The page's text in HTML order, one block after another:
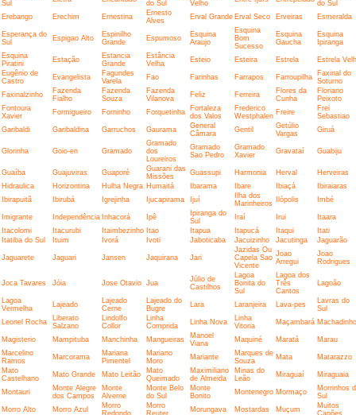
Sul
do Sul
Velho
do Sul
Erebango
Erechim Ernestina
Ernesto
Alves
Erval Grande Erval Seco Erveiras Esmeralda
Esperança do
Sul
Espigao Alto
Espinilho
Grande
Espumoso
Esquina
Araujo
Esquina
Bom
Sucesso
Esquina
Gaucha
Esquina
Ipiranga
Esquina
Piratini
Estação
Estancia
Grande
Estância
Velha
Esteio Esteira Estrela
Estrela
Eugênio de
Castro
Evangelista
Fagundes
Varela
Fao Farinhas Farrapos Farroupilha
Faxinal do
Soturno
Faxinalzinho
Fazenda
Fialho
Fazenda
Souza
Fazenda
Vilanova
Feliz Ferreira
Flores da
Cunha
Floriano
Peixoto
Fontoura
Xavier
Formigueiro Forninho Forquetinha
Fortaleza
dos Valos
Frederico
Westphalen Freire
Frei
Sebastiao
Garibaldi
Garibaldina Garruchos Gaurama
General
Câmara
Gentil
Getúlio
Vargas
Giruá
Glorinha Goio-en Gramado
Gramado
dos
Loureiros
Gramado
Sao Pedro
Gramado
Xavier
Gravataí Guabiju
Guaíba Guajuviras Guaporé
Guarani das
Missões
Guassupi Harmonia Herval
Herveiras
Hidraulica
Horizontina Hulha Negra Humaitá Ibarama Ibare Ibiaçá
Ibiraiaras
Ibirapuitã
Ibirubá Igrejinha Ijucapirama Ijuí
Ilha dos
Marinheiros
Ilópolis Imbé
Imigrante Independência Inhacorá Ipê
Ipiranga do
Sul
Iraí Irui
Itaara
Itacolomi
Itacurubi Itaimbezinho Itao Itapua Itapucá Itaqui
Itati
Itatiba do Sul
Ituim Ivorá Ivoti Jaboticaba Jacuizinho Jacutinga Jaguarão
Jaguarete Jaguari Jansen Jaquirana Jari
Jazidas Ou
Capela Sao
Vicente
Joao
Arregui
Joao
Rodrigues
Joca Tavares Jóia Jose Otavio Jua
Júlio de
Castilhos
Lagoa
Bonita do
Sul
Lagoa dos
Três
Cantos
Lagoão
Lagoa
Vermelha
Lajeado
Lajeado
Cerne
Lajeado do
Bugre
Lara Laranjeira Lava-pes
Lavras do
Sul
Leonel Rocha
Liberato
Salzano
Lindolfo
Collor
Linha
Comprida
Linha Nova
Linha
Vitoria
Maçambará Machadinho
Magisterio Mampituba Manchinha Mangueiras
Manoel
Viana
Maquiné Maratá
Marau
Marcelino
Ramos
Marcorama
Mariana
Pimentel
Mariano
Moro
Mariante
Marques de
Souza
Mata
Matarazzo
Mato
Castelhano
Mato Grande Mato Leitão
Mato
Queimado
Maximiliano
de Almeida
Minas do
Leão
Miraguaí Miraguaia
Montauri
Monte Alegre
dos Campos
Monte
Alverne
Monte Belo
do Sul
Monte
Bonito
Montenegro Mormaço
Morrinhos
Sul
Morro Alto
Morro Azul
Morro
Redondo
Morro
Reuter
Morungava Mostardas Muçum
Muitos
Capões